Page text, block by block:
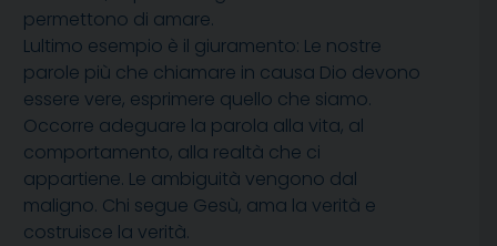
permettono di amare.
Lultimo esempio è il giuramento: Le nostre
parole più che chiamare in causa Dio devono
essere vere, esprimere quello che siamo.
Occorre adeguare la parola alla vita, al
comportamento, alla realtà che ci
appartiene. Le ambiguità vengono dal
maligno. Chi segue Gesù, ama la verità e
costruisce la verità.